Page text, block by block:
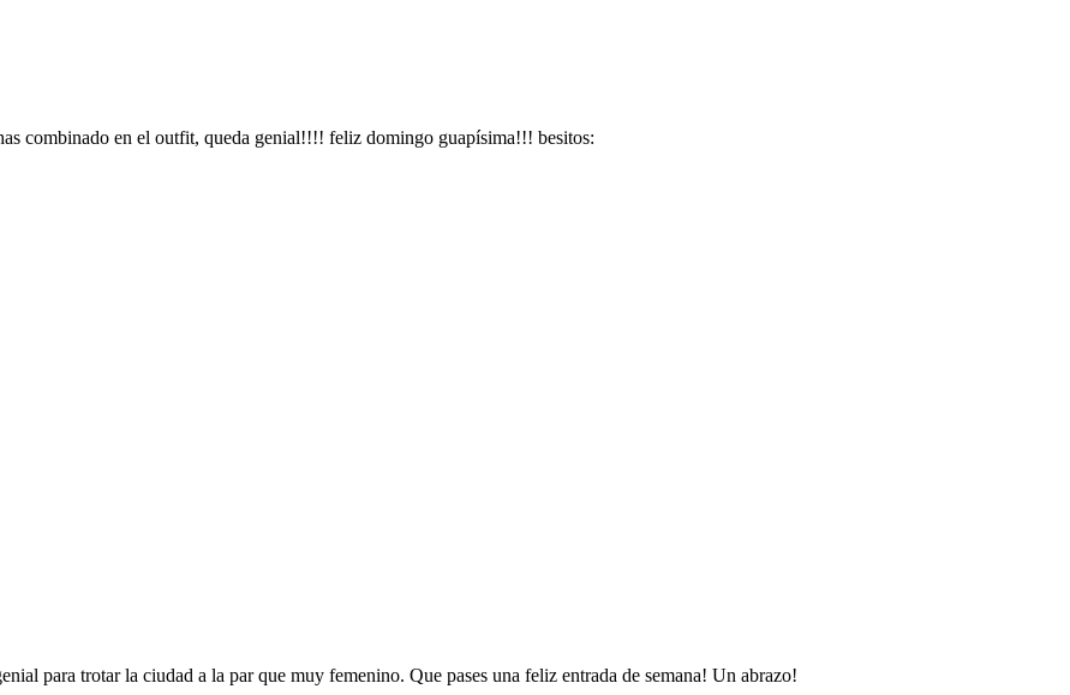
combinado en el outfit, queda genial!!!! feliz domingo guapísima!!! besitos:
para trotar la ciudad a la par que muy femenino. Que pases una feliz entrada de semana! Un abrazo!